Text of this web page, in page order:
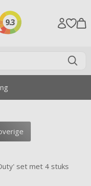
9.3
set met 4 stuks